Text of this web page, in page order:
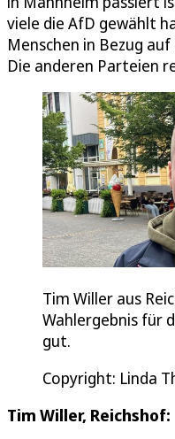
viele die AfD gewählt
Menschen in Bezug
Die anderen Parteien
Tim Willer aus
Wahlergebnis für
gut.
Copyright: Linda
Tim Willer, Reichshof: